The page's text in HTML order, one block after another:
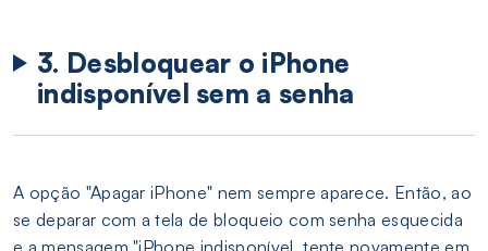
3. Desbloquear o iPhone
indisponível sem a senha
A opção "Apagar iPhone" nem sempre aparece. Então, ao
se deparar com a tela de bloqueio com senha esquecida
e a mensagem "iPhone indisponível, tente novamente em